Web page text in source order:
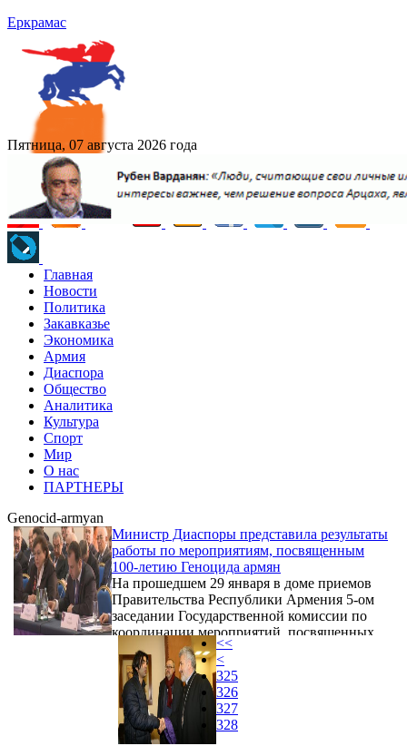
Еркрамас
Пятница, 07 августа 2026 года
Главная
Новости
Политика
Закавказье
Экономика
Армия
Диаспора
Общество
Аналитика
Культура
Спорт
Мир
О нас
ПАРТНЕРЫ
Genocid-armyan
Министр Диаспоры представила результаты
работы по мероприятиям, посвященным
100-летию Геноцида армян
На прошедшем 29 января в доме приемов
Правительства Республики Армения 5-ом
заседании Государственной комиссии по
координации мероприятий, посвященных
100-летию Геноцида армян, с докладом
выступила министр диаспоры Республики
Армения Грануш Акопян, представившая
результаты выполненной региональными
комиссиями и проводимой вместе с ними
работы.
<<
<
325
326
327
328